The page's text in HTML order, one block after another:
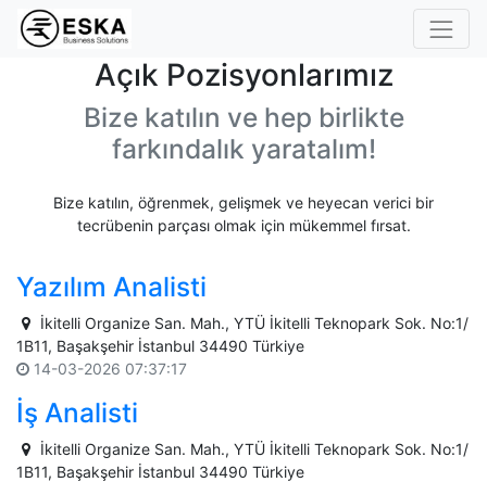
Açık Pozisyonlarımız
Bize katılın ve hep birlikte
farkındalık yaratalım!
Bize katılın, öğrenmek, gelişmek ve heyecan verici bir
tecrübenin parçası olmak için mükemmel fırsat.
Yazılım Analisti
İkitelli Organize San. Mah., YTÜ İkitelli Teknopark Sok. No:1/
1B11, Başakşehir İstanbul 34490 Türkiye
14-03-2026 07:37:17
İş Analisti
İkitelli Organize San. Mah., YTÜ İkitelli Teknopark Sok. No:1/
1B11, Başakşehir İstanbul 34490 Türkiye